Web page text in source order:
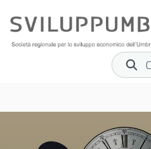
Cerca